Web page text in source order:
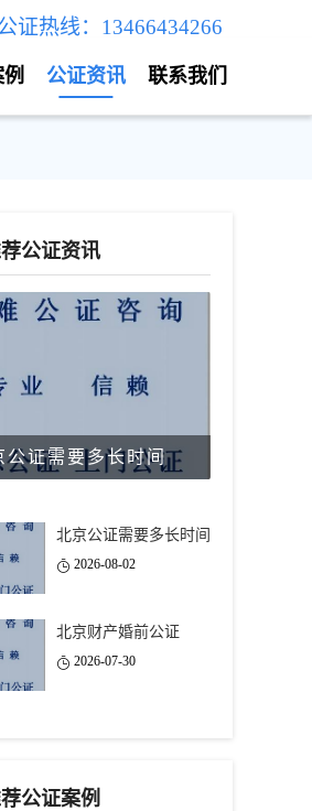
证热线：13466434266
联系我们
公证资讯
公证资讯
公证需要多长时间
北京公证需要多长时间
2026-08-02
北京财产婚前公证
2026-07-30
公证案例